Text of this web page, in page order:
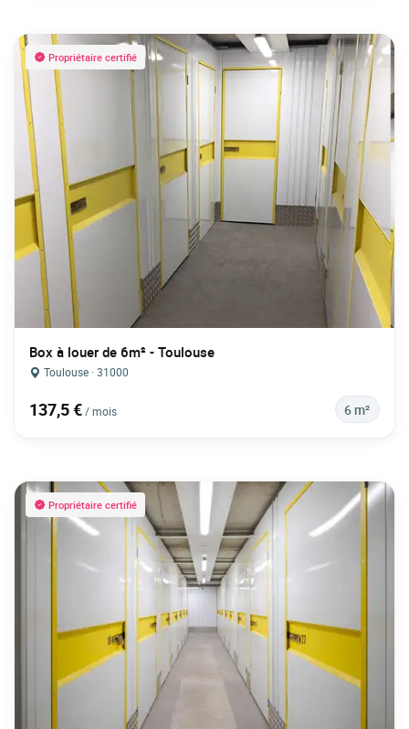
Propriétaire certifié
Box à louer de 6m² - Toulouse
Toulouse · 31000
137,5 €/ mois 6 m²
Propriétaire certifié